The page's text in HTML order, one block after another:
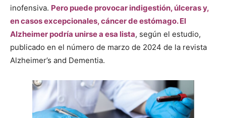
inofensiva. Pero puede provocar indigestión, úlceras y,
en casos excepcionales, cáncer de estómago. El
Alzheimer podría unirse a esa lista, según el estudio,
publicado en el número de marzo de 2024 de la revista
Alzheimer’s and Dementia.